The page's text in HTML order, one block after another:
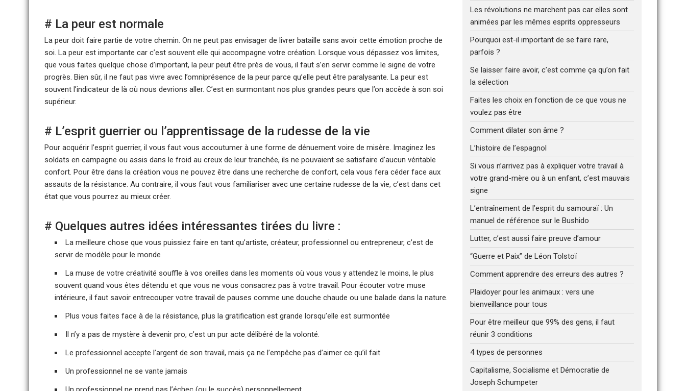
# La peur est normale
La peur doit faire partie de votre chemin. On ne peut pas envisager de livrer bataille sans avoir cette émotion proche de
soi. La peur est importante car c’est souvent elle qui accompagne votre création. Lorsque vous dépassez vos limites,
que vous faites quelque chose d’important, la peur peut être près de vous, il faut s’en servir comme le signe de votre
progrès. Bien sûr, il ne faut pas vivre avec l’omniprésence de la peur parce qu’elle peut être paralysante. La peur est
souvent l’indicateur de là où nous devrions aller. C’est en surmontant nos plus grandes peurs que l’on accède à son soi
supérieur.
# L’esprit guerrier ou l’apprentissage de la rudesse de la vie
Pour acquérir l’esprit guerrier, il vous faut vous accoutumer à une forme de dénuement voire de misère. Imaginez les
soldats en campagne ou assis dans le froid au creux de leur tranchée, ils ne pouvaient se satisfaire d’aucun véritable
confort. Pour être dans la création vous ne pouvez être dans une recherche de confort, cela vous fera céder face aux
assauts de la résistance. Au contraire, il vous faut vous familiariser avec une certaine rudesse de la vie, c’est dans cet
état que vous pourrez au mieux créer.
# Quelques autres idées intéressantes tirées du livre :
La meilleure chose que vous puissiez faire en tant qu’artiste, créateur, professionnel ou entrepreneur, c’est de
servir de modèle pour le monde
La muse de votre créativité souffle à vos oreilles dans les moments où vous vous y attendez le moins, le plus
souvent quand vous êtes détendu et que vous ne vous consacrez pas à votre travail. Pour écouter votre muse
intérieure, il faut savoir entrecouper votre travail de pauses comme une douche chaude ou une balade dans la nature.
Plus vous faites face à de la résistance, plus la gratification est grande lorsqu’elle est surmontée
Il n’y a pas de mystère à devenir pro, c’est un pur acte délibéré de la volonté.
Le professionnel accepte l’argent de son travail, mais ça ne l’empêche pas d’aimer ce qu’il fait
Un professionnel ne se vante jamais
Les révolutions ne marchent pas car elles sont
animées par les mêmes esprits oppresseurs
Pourquoi est-il important de se faire rare,
parfois ?
Se laisser faire avoir, c’est comme ça qu’on fait
la sélection
Faites les choix en fonction de ce que vous ne
voulez pas être
Comment dilater son âme ?
L’histoire de l’espagnol
Si vous n’arrivez pas à expliquer votre travail à
votre grand-mère ou à un enfant, c’est mauvais
signe
L’entraînement de l’esprit du samouraï : Un
manuel de référence sur le Bushido
Lutter, c’est aussi faire preuve d’amour
“Guerre et Paix” de Léon Tolstoï
Comment apprendre des erreurs des autres ?
Plaidoyer pour les animaux : vers une
bienveillance pour tous
Pour être meilleur que 99% des gens, il faut
réunir 3 conditions
4 types de personnes
Capitalisme, Socialisme et Démocratie de
Joseph Schumpeter